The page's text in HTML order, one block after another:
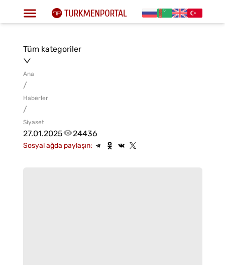
Tüm kategoriler
Ana
/
Haberler
/
Siyaset
27.01.2025 24436
Sosyal ağda paylaşın: